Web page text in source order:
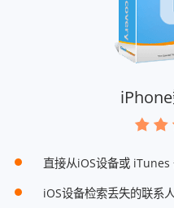
直接从iOS设备或
iOS设备检索丢失的联系